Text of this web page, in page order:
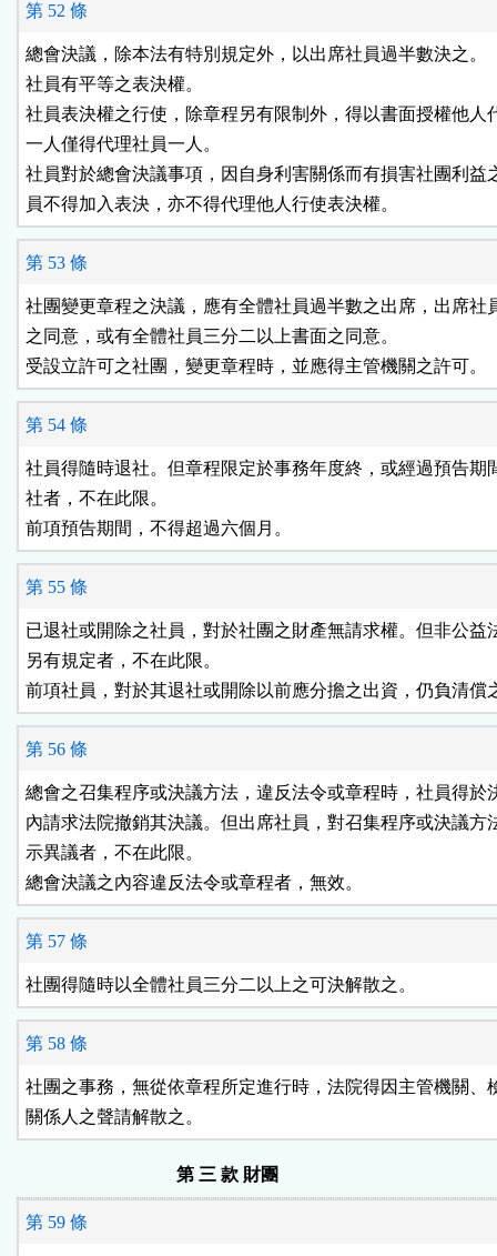
第 52 條
總會決議，除本法有特別規定外，以出席社員過半數決之。
社員有平等之表決權。
社員表決權之行使，除章程另有限制外，得以書面授權他人
一人僅得代理社員一人。
社員對於總會決議事項，因自身利害關係而有損害社團利益
員不得加入表決，亦不得代理他人行使表決權。
第 53 條
社團變更章程之決議，應有全體社員過半數之出席，出席社
之同意，或有全體社員三分二以上書面之同意。
受設立許可之社團，變更章程時，並應得主管機關之許可。
第 54 條
社員得隨時退社。但章程限定於事務年度終，或經過預告期
社者，不在此限。
前項預告期間，不得超過六個月。
第 55 條
已退社或開除之社員，對於社團之財產無請求權。但非公益
另有規定者，不在此限。
前項社員，對於其退社或開除以前應分擔之出資，仍負清償
第 56 條
總會之召集程序或決議方法，違反法令或章程時，社員得於
內請求法院撤銷其決議。但出席社員，對召集程序或決議方
示異議者，不在此限。
總會決議之內容違反法令或章程者，無效。
第 57 條
社團得隨時以全體社員三分二以上之可決解散之。
第 58 條
社團之事務，無從依章程所定進行時，法院得因主管機關、
關係人之聲請解散之。
第 三 款 財團
第 59 條